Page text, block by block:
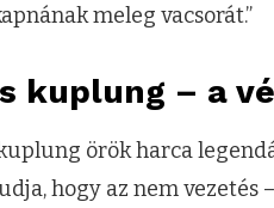
meleg vacsorát.”
kuplung – a
örök harca
hogy az nem vezetés